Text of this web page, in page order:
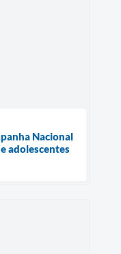
Nacional
adolescentes